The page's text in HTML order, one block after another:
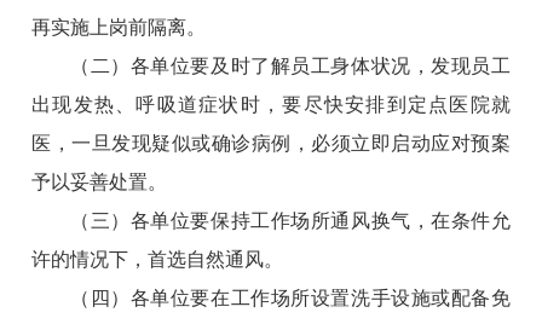
再实施上岗前隔离。
（二）各单位要及时了解员工身体状况，发现员工
出现发热、呼吸道症状时，要尽快安排到定点医院就
医，一旦发现疑似或确诊病例，必须立即启动应对预案
予以妥善处置。
（三）各单位要保持工作场所通风换气，在条件允
许的情况下，首选自然通风。
（四）各单位要在工作场所设置洗手设施或配备免